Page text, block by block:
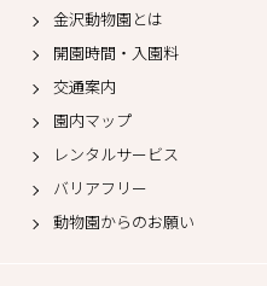
金沢動物園とは
開園時間・入園料
交通案内
園内マップ
レンタルサービス
バリアフリー
動物園からのお願い